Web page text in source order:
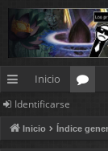
nl
ac
Inicio
os
Identificarse
Inicio Índice